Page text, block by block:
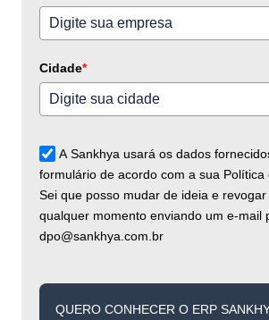
Cidade*
A Sankhya usará os dados
formulário de acordo com a sua Política
Sei que posso mudar de ideia e
qualquer momento enviando um e-mail
dpo@sankhya.com.br
QUERO CONHECER O ERP